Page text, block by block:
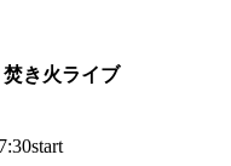
き火ライブ